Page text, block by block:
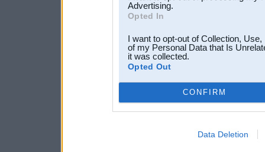
Advertising.
Opted In
I want to opt-out of Collection,
of my Personal Data that Is
it was collected.
Opted Out
CONFIRM
Data Deletion